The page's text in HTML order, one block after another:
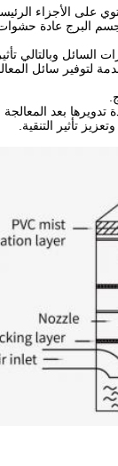
الأجزاء
جسم البرج عادة
لتوفير سائل
بعد المعالجة